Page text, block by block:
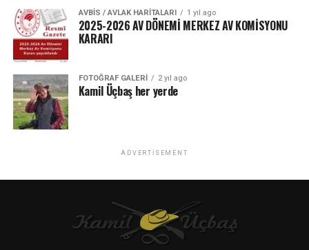
AVBIS / AVLAK HARITALARI 1 yıl ago
2025-2026 AV DÖNEMİ MERKEZ AV KOMİSYONU
KARARI
FOTOĞRAF GALERI 2 yıl ago
Kamil Üçbaş her yerde
ADVERTISEMENT